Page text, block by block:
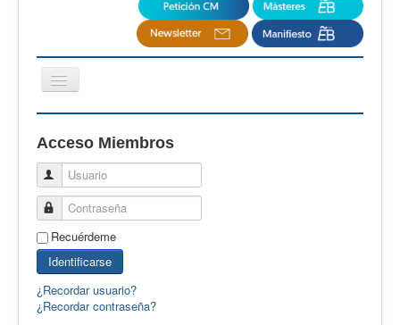
Cambiar
navegación
CertAcleB
Profesores Visitantes
Calidad
Artículos
Recursos
Observatorio EB
Acceso Miembros
Usuario
Contraseña
Recuérdeme
Identificarse
¿Recordar usuario?
¿Recordar contraseña?